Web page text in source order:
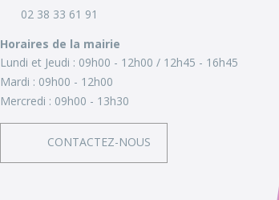
02 38 33 61 91
Horaires de la mairie
Lundi et Jeudi : 09h00 - 12h00
12h45 - 16h45
Mardi : 09h00 - 12h00
Mercredi : 09h00 - 13h30
CONTACTEZ-NOUS